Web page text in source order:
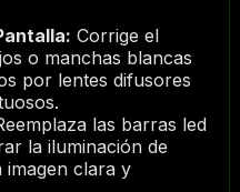
Corrige el
o manchas blancas
por lentes difusores
las barras led
la iluminación de
clara y